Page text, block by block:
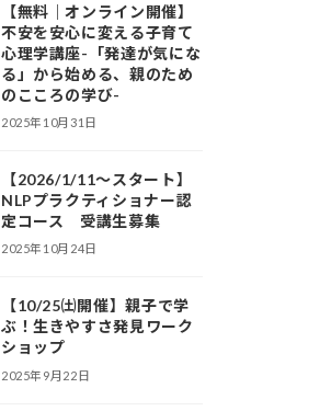
【無料｜オンライン開催】
不安を安心に変える子育て
心理学講座-「発達が気にな
る」から始める、親のため
のこころの学び-
2025年10月31日
【2026/1/11～スタート】
NLPプラクティショナー認
定コース 受講生募集
2025年10月24日
【10/25㈯開催】親子で学
ぶ！生きやすさ発見ワーク
ショップ
2025年9月22日